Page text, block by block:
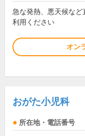
急な発熱、悪天候な
利用ください
オン
おがた小児科
所在地・電話番号